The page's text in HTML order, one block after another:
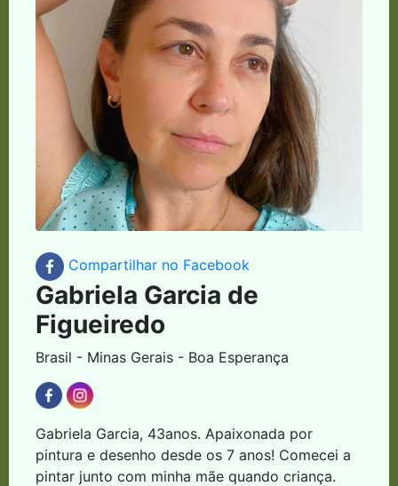
Compartilhar no Facebook
Gabriela Garcia de
Figueiredo
Brasil - Minas Gerais - Boa Esperança
Gabriela Garcia, 43anos. Apaixonada por
pintura e desenho desde os 7 anos! Comecei a
pintar junto com minha mãe quando criança.